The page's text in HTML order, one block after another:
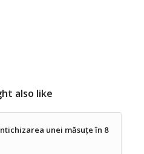
also like
unei măsuțe în 8